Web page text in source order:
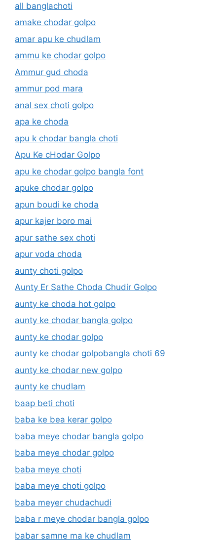
all banglachoti
amake chodar golpo
amar apu ke chudlam
ammu ke chodar golpo
Ammur gud choda
ammur pod mara
anal sex choti golpo
apa ke choda
apu k chodar bangla choti
Apu Ke cHodar Golpo
apu ke chodar golpo bangla font
apuke chodar golpo
apun boudi ke choda
apur kajer boro mai
apur sathe sex choti
apur voda choda
aunty choti golpo
Aunty Er Sathe Choda Chudir Golpo
aunty ke choda hot golpo
aunty ke chodar bangla golpo
aunty ke chodar golpo
aunty ke chodar golpobangla choti 69
aunty ke chodar new golpo
aunty ke chudlam
baap beti choti
baba ke bea kerar golpo
baba meye chodar bangla golpo
baba meye chodar golpo
baba meye choti
baba meye choti golpo
baba meyer chudachudi
baba r meye chodar bangla golpo
babar samne ma ke chudlam